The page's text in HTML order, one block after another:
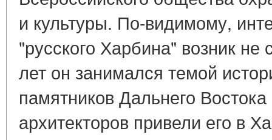
и культуры. По-видимому,
"русского Харбина" возник не
лет он занимался темой
памятников Дальнего
архитекторов привели его в